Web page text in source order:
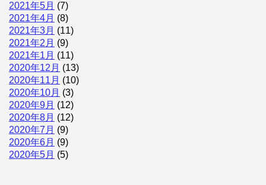
2021年5月 (7)
2021年4月 (8)
2021年3月 (11)
2021年2月 (9)
2021年1月 (11)
2020年12月 (13)
2020年11月 (10)
2020年10月 (3)
2020年9月 (12)
2020年8月 (12)
2020年7月 (9)
2020年6月 (9)
2020年5月 (5)